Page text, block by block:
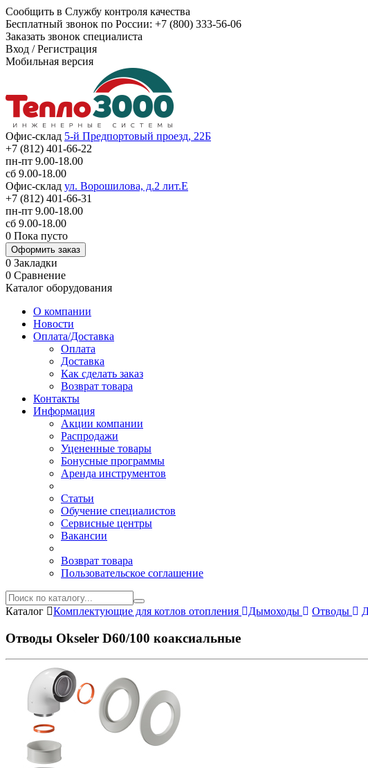
Сообщить в Службу контроля качества
Бесплатный звонок по России: +7 (800) 333-56-06
Заказать звонок специалиста
Вход /Регистрация
Мобильная версия
Офис-склад 5-й Предпортовый проезд, 22Б
+7 (812) 401-66-22
пн-пт 9.00-18.00
сб 9.00-18.00
Офис-склад ул. Ворошилова, д.2 лит.Е
+7 (812) 401-66-31
пн-пт 9.00-18.00
сб 9.00-18.00
0 Пока пусто
Оформить заказ
0 Закладки
0 Сравнение
Каталог оборудования
О компании
Новости
Оплата/Доставка
Оплата
Доставка
Как сделать заказ
Возврат товара
Контакты
Информация
Акции компании
Распродажи
Уцененные товары
Бонусные программы
Аренда инструментов
Статьи
Обучение специалистов
Сервисные центры
Вакансии
Возврат товара
Пользовательское соглашение
Каталог Комплектующие для котлов отопления Дымоходы Отводы
Отводы Okseler D60/100 коаксиальные